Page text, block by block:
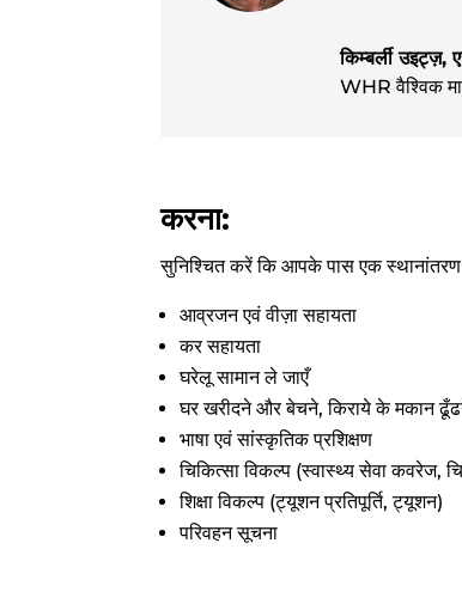
किम्बर्ली उइट्ज़,
WHR वैश्विक
करना:
सुनिश्चित करें कि आपके पास एक स्थानांतरण
आव्रजन एवं वीज़ा सहायता
कर सहायता
घरेलू सामान ले जाएँ
घर खरीदने और बेचने, किराये के मकान
भाषा एवं सांस्कृतिक प्रशिक्षण
चिकित्सा विकल्प (स्वास्थ्य सेवा कवरेज,
शिक्षा विकल्प (ट्यूशन प्रतिपूर्ति, ट्यूशन)
परिवहन सूचना